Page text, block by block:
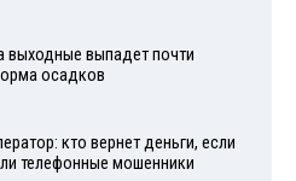
выходные выпадет почти
осадков
кто вернет деньги, если
телефонные мошенники